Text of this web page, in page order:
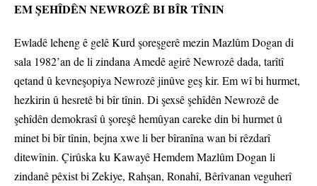
EM ŞEHÎDÊN NEWROZÊ BI BÎR TÎNIN
Ewladê leheng ê gelê Kurd şoreşgerê mezin Mazlûm Dogan di
sala 1982’an de li zindana Amedê agirê Newrozê dada, tarîtî
qetand û kevneşopiya Newrozê jinûve geş kir. Em wî bi hurmet,
hezkirin û hesretê bi bîr tînin. Di şexsê şehîdên Newrozê de
şehîdên demokrasî û şoreşê hemûyan careke din bi hurmet û
minet bi bîr tînin, bejna xwe li ber bîranîna wan bi rêzdarî
ditewînin. Çirûska ku Kawayê Hemdem Mazlûm Dogan li
zindanê pêxist bi Zekiye, Rahşan, Ronahî, Bêrîvanan veguherî